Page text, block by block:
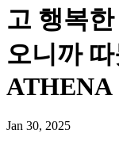
고 행복
오니까
ATHENA
Jan 30, 2025